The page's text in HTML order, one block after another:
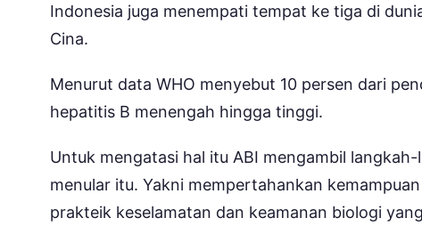
Indonesia juga menempati tempat ke tiga di
Cina.
Menurut data WHO menyebut 10 persen dari
hepatitis B menengah hingga tinggi.
Untuk mengatasi hal itu ABI mengambil
menular itu. Yakni mempertahankan
prakteik keselamatan dan keamanan biologi